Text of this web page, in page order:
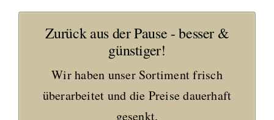
Zurück aus der Pause - besser &
günstiger!
Wir haben unser Sortiment frisch
überarbeitet und die Preise dauerhaft
gesenkt.